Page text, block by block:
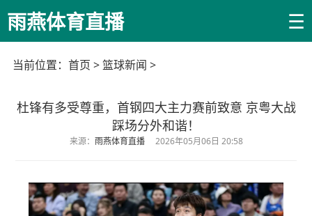
雨燕体育直播 ☰
当前位置： 首页 >篮球新闻 >
杜锋有多受尊重，首钢四大主力赛前致意 京粤大战
踩场分外和谐！
来源： 雨燕体育直播 2026年05月06日 20:58